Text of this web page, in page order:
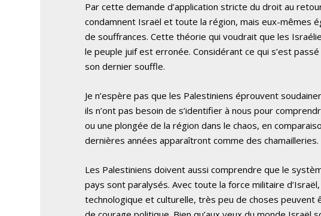
Par cette demande d’application stricte du droit au
condamnent Israël et toute la région, mais eux-mêmes
de souffrances. Cette théorie qui voudrait que les
le peuple juif est erronée. Considérant ce qui s’est
son dernier souffle.
Je n’espère pas que les Palestiniens éprouvent
ils n’ont pas besoin de s’identifier à nous pour
ou une plongée de la région dans le chaos, en
dernières années apparaîtront comme des chamailleries.
Les Palestiniens doivent aussi comprendre que le
pays sont paralysés. Avec toute la force militaire
technologique et culturelle, très peu de choses